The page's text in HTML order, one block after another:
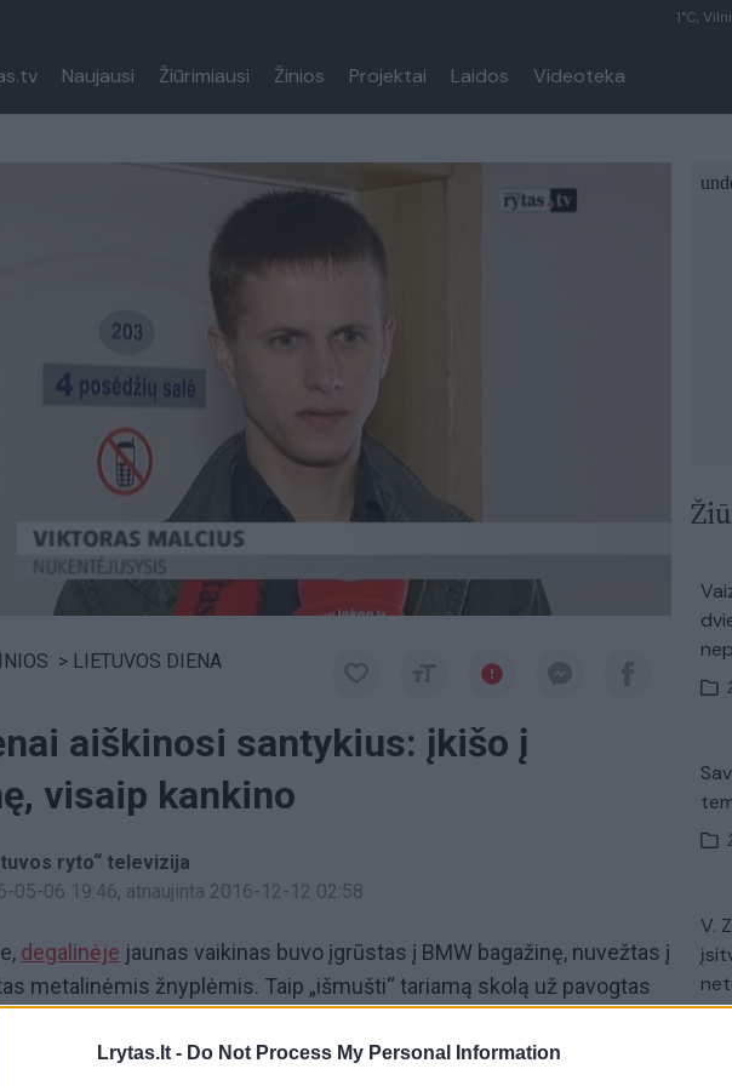
Lrytas.lt - Do Not Process My Personal Information
1°C,
Naujausi Žiūrimiausi Žinios Projektai Laidos Videoteka
> LIETUVOS DIENA
aiškinosi santykius: įkišo į
visaip kankino
ryto“ televizija
05-06 19:46, atnaujinta 2016-12-12 02:58
degalinėje jaunas vaikinas buvo įgrūstas į BMW bagažinę, nuvežtas į
metalinėmis žnyplėmis. Taip „išmušti“ tariamą skolą už pavogtas
rokiškėnai stojo prieš teismą. Ne kartą už plėšimus ir vagystes
laisvės gali netekti ilgam – už turto prievartavimą gresia iki 8–
V.